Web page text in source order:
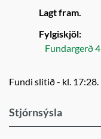
Lagt fram.
Fylgiskjöl:
Fundargerð
Fundi slitið - kl. 17:28.
Stjórnsýsla